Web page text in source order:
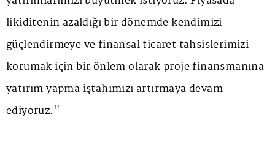
likiditenin azaldığı bir dönemde kendimizi
güçlendirmeye ve finansal ticaret tahsislerimizi
korumak için bir önlem olarak proje finansmanına
yatırım yapma iştahımızı artırmaya devam
ediyoruz."